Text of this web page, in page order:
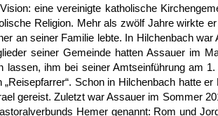
eine vereinigte katholische
Religion. Mehr als zwölf Jahre wirkte
an seiner Familie lebte. In Hilchenbach
seiner Gemeinde hatten Assauer im
lassen, ihm bei seiner Amtseinführung am
Schon in Hilchenbach hatte
gereist. Zuletzt war Assauer im Sommer
Hemer genannt: Rom und